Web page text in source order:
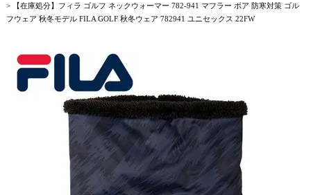
【在庫処分】フィラ ゴルフ ネックウォーマー 782-941 マフラー ボア 防寒対策 ゴル
フウェア 秋冬モデル FILA GOLF 秋冬ウェア 782941 ユニセックス 22FW